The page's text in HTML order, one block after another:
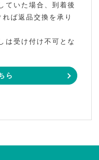
ていた場合、到着後
ば返品交換を承り
は受け付け不可とな
ら